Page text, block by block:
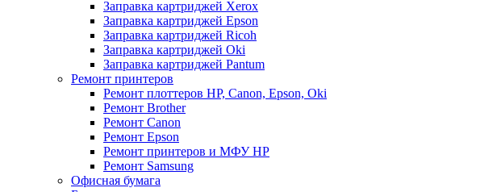
Заправка картриджей Xerox
Заправка картриджей Epson
Заправка картриджей Ricoh
Заправка картриджей Oki
Заправка картриджей Pantum
Ремонт принтеров
Ремонт плоттеров HP, Canon, Epson, Oki
Ремонт Brother
Ремонт Canon
Ремонт Epson
Ремонт принтеров и МФУ HP
Ремонт Samsung
Офисная бумага